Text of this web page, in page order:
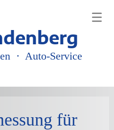
Sortiment
· Auto-Service
für